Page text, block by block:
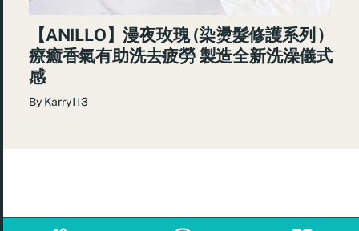
【ANILLO】漫夜玫瑰 (染燙髮修護系列 )
療癒香氣有助洗去疲勞 製造全新洗澡儀式
感
By Karry113